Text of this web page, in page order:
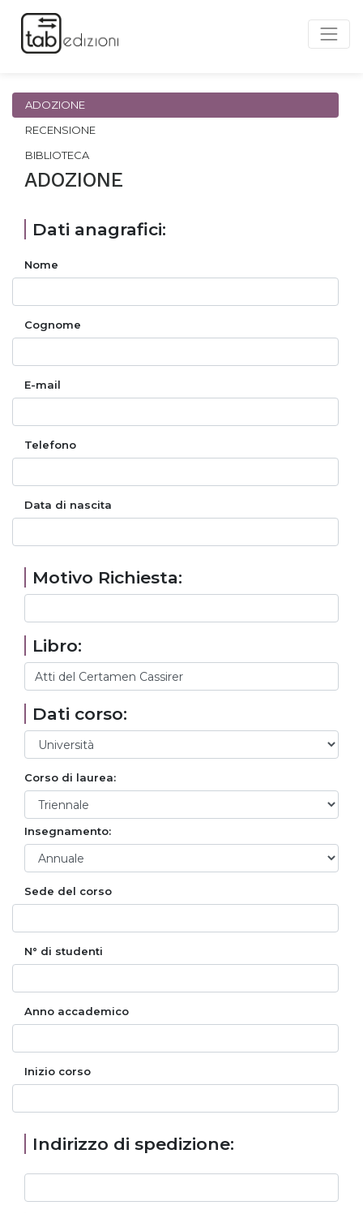
ADOZIONE
RECENSIONE
BIBLIOTECA
ADOZIONE
Dati anagrafici:
Nome
Cognome
E-mail
Telefono
Data di nascita
Motivo Richiesta:
Libro:
Dati corso:
Corso di laurea:
Insegnamento:
Sede del corso
N° di studenti
Anno accademico
Inizio corso
Indirizzo di spedizione: